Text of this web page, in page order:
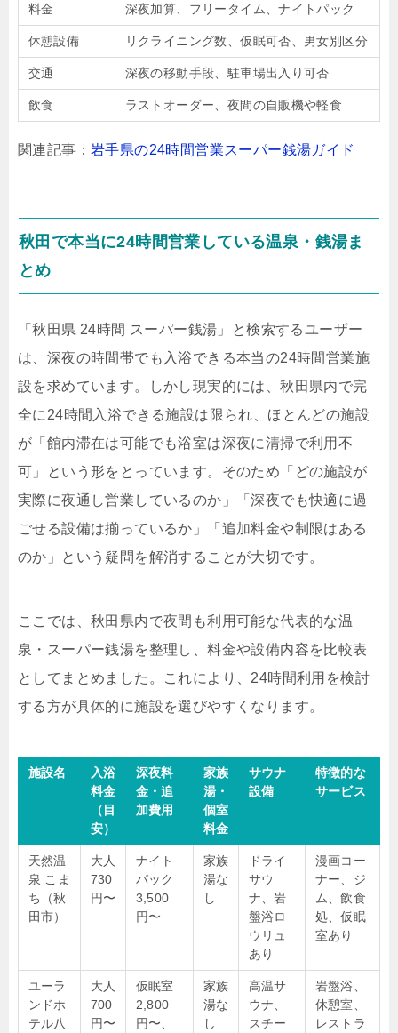
料金 深夜加算、フリータイム、ナイトパック
休憩設備 リクライニング数、仮眠可否、男女別区分
交通 深夜の移動手段、駐車場出入り可否
飲食 ラストオーダー、夜間の自販機や軽食
関連記事： 岩手県の24時間営業スーパー銭湯ガイド
秋田で本当に24時間営業している温泉・銭湯ま
とめ
「秋田県 24時間 スーパー銭湯」と検索するユーザー
は、深夜の時間帯でも入浴できる本当の24時間営業施
設を求めています。しかし現実的には、秋田県内で完
全に24時間入浴できる施設は限られ、ほとんどの施設
が「館内滞在は可能でも浴室は深夜に清掃で利用不
可」という形をとっています。そのため「どの施設が
実際に夜通し営業しているのか」「深夜でも快適に過
ごせる設備は揃っているか」「追加料金や制限はある
のか」という疑問を解消することが大切です。
ここでは、秋田県内で夜間も利用可能な代表的な温
泉・スーパー銭湯を整理し、料金や設備内容を比較表
としてまとめました。これにより、24時間利用を検討
する方が具体的に施設を選びやすくなります。
施設名
入浴
料金
（目
安）
深夜料
金・追
加費用
家族
湯・
個室
料金
サウナ
設備
特徴的な
サービス
天然温
泉 こま
ち（秋
田市）
大人
730
円〜
ナイト
パック
3,500
円〜
家族
湯な
し
ドライ
サウ
ナ、岩
盤浴ロ
ウリュ
あり
漫画コー
ナー、ジ
ム、飲食
処、仮眠
室あり
ユーラ
ンドホ
テル八
大人
700
円〜
仮眠室
2,800
円〜、
家族
湯な
し
高温サ
ウナ、
スチー
岩盤浴、
休憩室、
レストラ